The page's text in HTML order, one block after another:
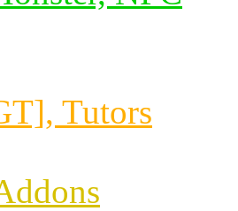
Tutors